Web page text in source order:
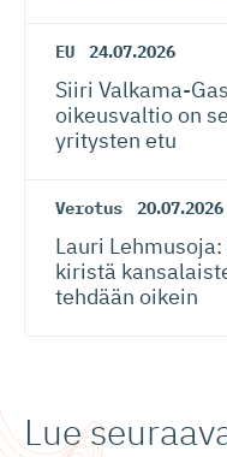
EU 24.07.2026
Siiri Valkama-
oikeusvaltio on
yritysten etu
Verotus 20.07.2026
Lauri
kiristä
tehdään oikein
Lue